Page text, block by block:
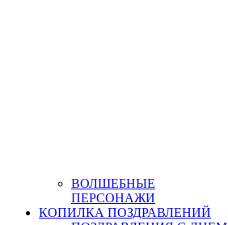
ВОЛШЕБНЫЕ
ПЕРСОНАЖИ
КОПИЛКА ПОЗДРАВЛЕНИЙ